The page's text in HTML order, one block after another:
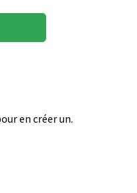
en créer un.